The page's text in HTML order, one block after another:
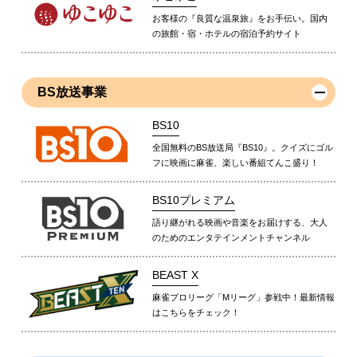
お客様の『良質な温泉旅』をお手伝い。国内
の旅館・宿・ホテルの宿泊予約サイト
BS放送事業
BS10
全国無料のBS放送局『BS10』。クイズにゴル
フに映画に麻雀、楽しい番組てんこ盛り！
BS10プレミアム
語り継がれる映画や音楽をお届けする、大人
のためのエンタテインメントチャンネル
BEAST X
麻雀プロリーグ「Mリーグ」参戦中！最新情報
はこちらをチェック！